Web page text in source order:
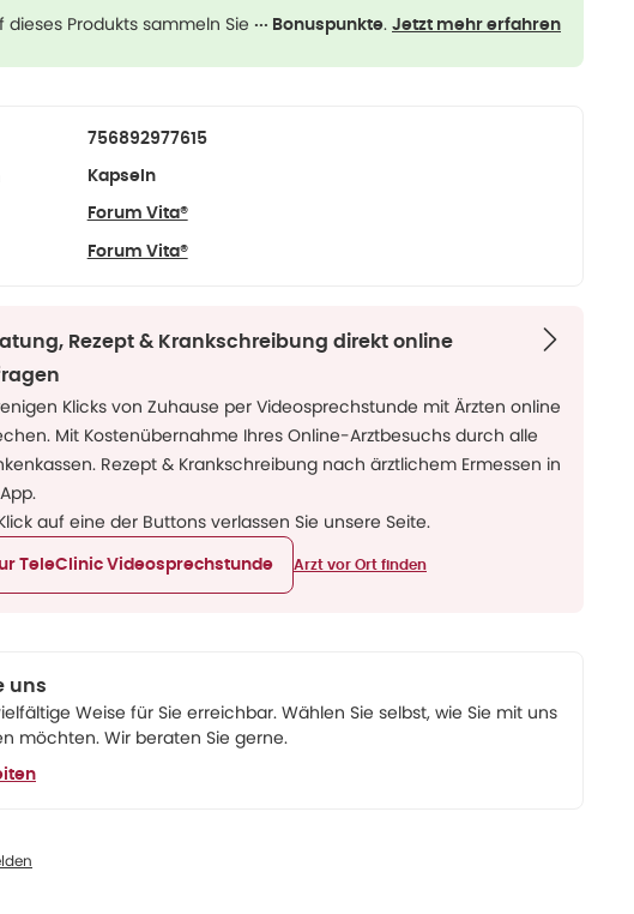
dieses Produkts sammeln Sie ··· Bonuspunkte. Jetzt mehr erfahren
756892977615
Kapseln
Forum Vita®
Forum Vita®
Rezept & Krankschreibung direkt online
Klicks von Zuhause per Videosprechstunde mit Ärzten online
Mit Kostenübernahme Ihres Online-Arztbesuchs durch alle
Rezept & Krankschreibung nach ärztlichem Ermessen in
auf eine der Buttons verlassen Sie unsere Seite.
TeleClinic Videosprechstunde Arzt vor Ort finden
uns
Weise für Sie erreichbar. Wählen Sie selbst, wie Sie mit uns
möchten. Wir beraten Sie gerne.